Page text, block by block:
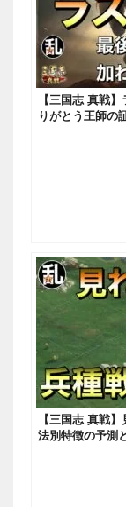
【三国志 真戦
りがとう王師の
【三国志 真戦
法別特徴の予測